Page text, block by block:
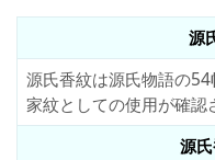
源
源氏香紋は源氏物語の
家紋としての使用が確認
源